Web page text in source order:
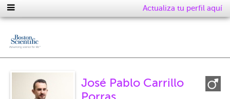
Actualiza tu perfil aquí
José Pablo Carrillo